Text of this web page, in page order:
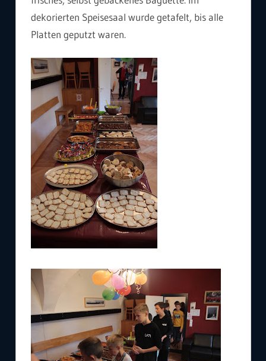
dekorierten Speisesaal wurde getafelt, bis alle
Platten geputzt waren.